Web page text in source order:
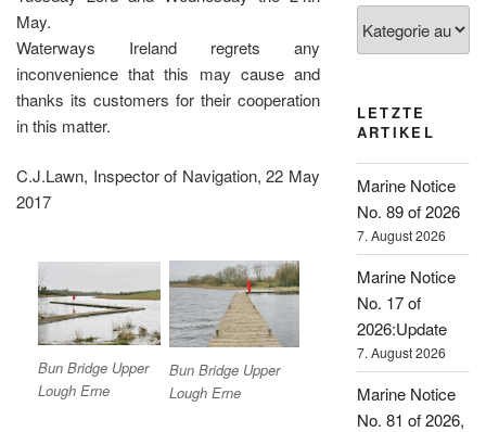
May.
Waterways Ireland regrets any
inconvenience that this may cause and
thanks its customers for their cooperation
in this matter.
C.J.Lawn, Inspector of Navigation, 22 May
2017
Bun Bridge Upper
Lough Erne
Bun Bridge Upper
Lough Erne
LETZTE
ARTIKEL
Marine Notice
No. 89 of 2026
7. August 2026
Marine Notice
No. 17 of
2026:Update
7. August 2026
Marine Notice
No. 81 of 2026,